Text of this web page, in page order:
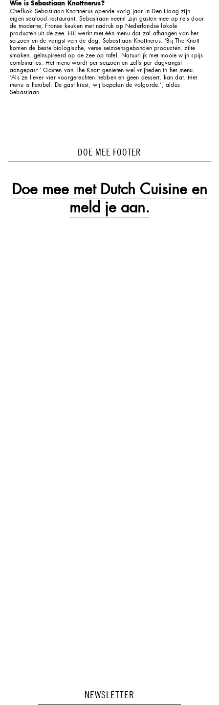
Wie is Sebastiaan Knottnerus?
Chef-kok Sebastiaan Knottnerus opende vorig jaar in Den Haag zijn
eigen seafood restaurant. Sebastiaan neemt zijn gasten mee op reis door
de moderne, Franse keuken met nadruk op Nederlandse lokale
producten uit de zee. Hij werkt met één menu dat zal afhangen van het
seizoen en de vangst van de dag. Sebastiaan Knottnerus: ‘Bij The Knott
komen de beste biologische, verse seizoensgebonden producten, zilte
smaken, geïnspireerd op de zee op tafel. Natuurlijk met mooie wijn spijs
combinaties. Het menu wordt per seizoen en zelfs per dagvangst
aangepast.’ Gasten van The Knott genieten wel vrijheden in het menu.
‘Als ze liever vier voorgerechten hebben en geen dessert, kan dat. Het
menu is flexibel. De gast kiest, wij bepalen de volgorde.’, aldus
Sebastiaan.
DOE MEE FOOTER
Doe mee met Dutch Cuisine en
meld je aan.
NEWSLETTER